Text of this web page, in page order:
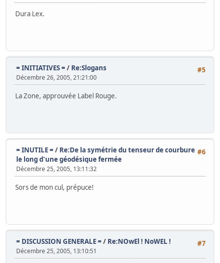
Dura Lex.
#5
= INITIATIVES = / Re:Slogans
Décembre 26, 2005, 21:21:00
La Zone, approuvée Label Rouge.
#6
= INUTILE = / Re:De la symétrie du tenseur de courbure
le long d'une géodésique fermée
Décembre 25, 2005, 13:11:32
Sors de mon cul, prépuce!
#7
= DISCUSSION GENERALE = / Re:NOwEl ! NoWEL !
Décembre 25, 2005, 13:10:51